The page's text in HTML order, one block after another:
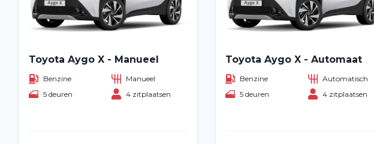
Toyota Aygo X - Manueel
Benzine
Manueel
5 deuren
4 zitplaatsen
Toyota Aygo X - Automaat
Benzine
Automatisch
5 deuren
4 zitplaatsen